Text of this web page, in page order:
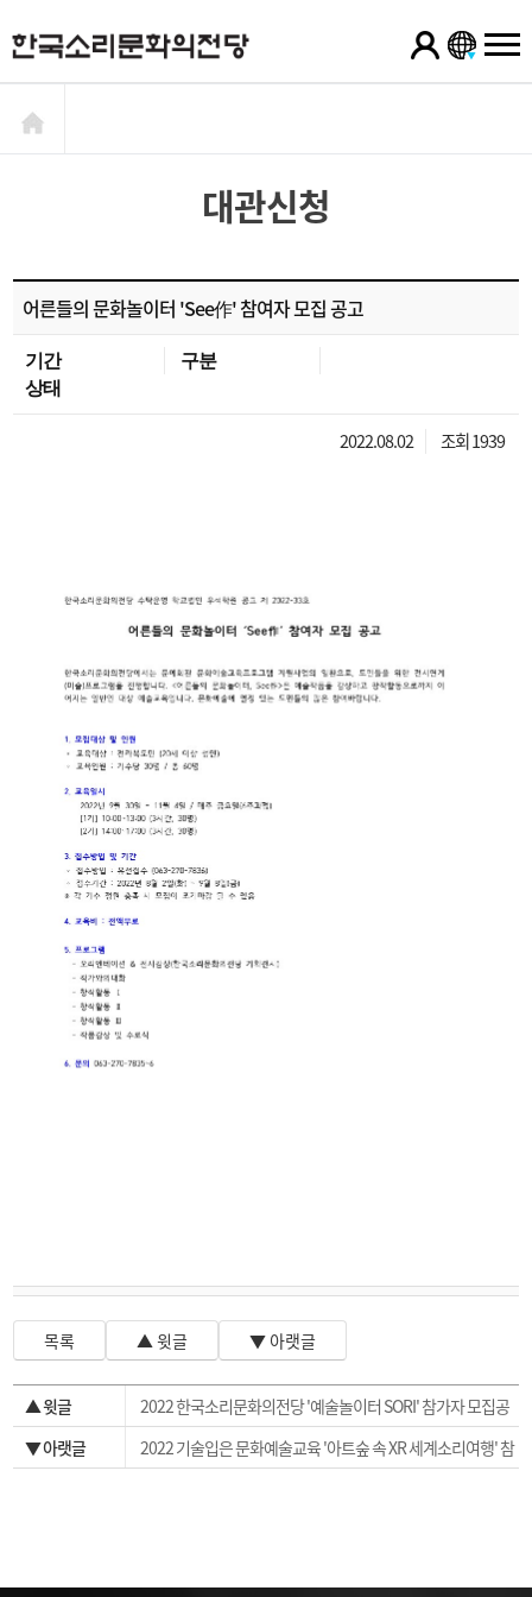
대관신청
어른들의 문화놀이터 'See作' 참여자 모집 공고
기간
구분
상태
2022.08.02 조회 1939
목록 ▲ 윗글 ▼ 아랫글
▲ 윗글
2022 한국소리문화의전당 '예술놀이터 SORI' 참가자 모집공
고▼ 아랫글
2022 기술입은 문화예술교육 '아트숲 속 XR 세계소리여행' 참